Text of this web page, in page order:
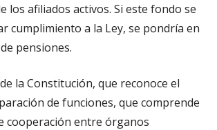
los afiliados activos. Si este fondo se
cumplimiento a la Ley, se pondría en
pensiones.
la Constitución, que reconoce el
de funciones, que comprende
cooperación entre órganos